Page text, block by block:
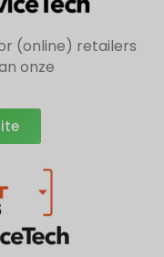
(online) retailers
onze